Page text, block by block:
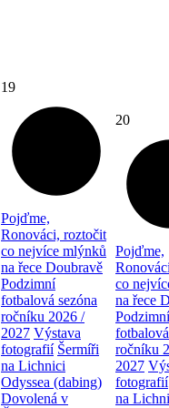
19
Pojďme,
Ronováci, roztočit
co nejvíce mlýnků
na řece Doubravě
Podzimní
fotbalová sezóna
ročníku 2026 /
2027 Výstava
fotografií Šermíři
na Lichnici
Odyssea (dabing)
Dovolená v
20
Pojďme,
co
na řece
Podzimní
ročníku
2027
fotografií
na